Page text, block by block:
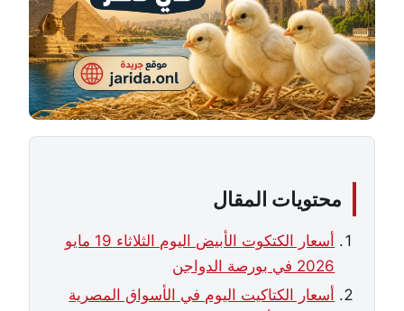
محتويات المقال
أسعار الكتكوت الأبيض اليوم الثلاثاء 19 مايو
2026 في بورصة الدواجن
أسعار الكتاكيت اليوم في الأسواق المصرية